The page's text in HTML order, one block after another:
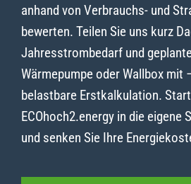
anhand von Verbrauchs- und
bewerten. Teilen Sie uns kurz
Jahresstrombedarf und
Wärmepumpe oder Wallbox mit
belastbare Erstkalkulation.
ECOhoch2.energy in die eigene
und senken Sie Ihre